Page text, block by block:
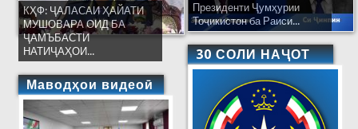
КҲФ: ҶАЛАСАИ ҲАЙАТИ
МУШОВАРА ОИД БА
ҶАМЪБАСТИ
НАТИҶАҲОИ...
Маводҳои видеоӣ
Президенти Ҷумҳурии
Тоҷикистон ба Раиси...
30 СОЛИ НАҶОТ